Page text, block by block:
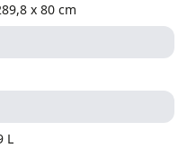
x 80 cm
L